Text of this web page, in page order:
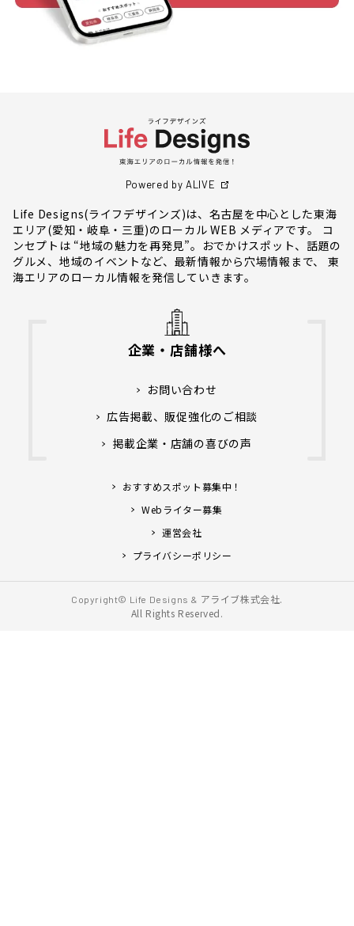
Powered by ALIVE
Life Designs(ライフデザインズ)は、名古屋を中心とした東海
エリア(愛知・岐阜・三重)のローカル WEB メディアです。 コ
ンセプトは “地域の魅力を再発見”。おでかけスポット、話題の
グルメ、地域のイベントなど、最新情報から穴場情報まで、 東
海エリアのローカル情報を発信していきます。
企業・店舗様へ
お問い合わせ
広告掲載、販促強化のご相談
掲載企業・店舗の喜びの声
おすすめスポット募集中！
Webライター募集
運営会社
プライバシーポリシー
Copyright© Life Designs & アライブ株式会社.
All Rights Reserved.